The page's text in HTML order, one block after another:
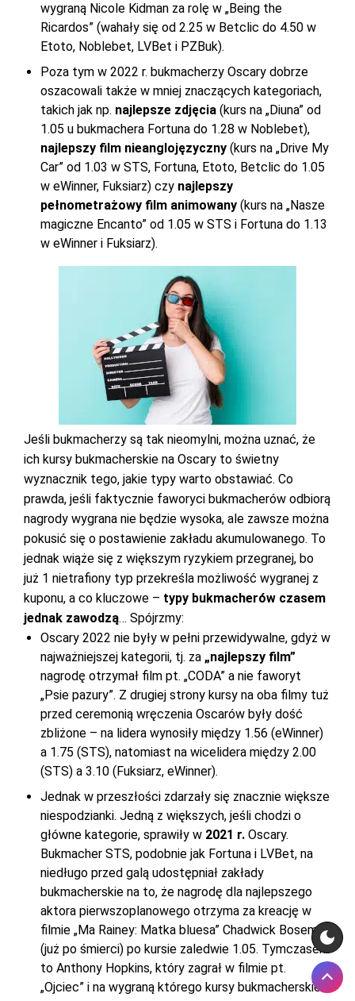
wygraną Nicole Kidman za rolę w „Being the
Ricardos” (wahały się od 2.25 w Betclic do 4.50 w
Etoto, Noblebet, LVBet i PZBuk).
Poza tym w 2022 r. bukmacherzy Oscary dobrze
oszacowali także w mniej znaczących kategoriach,
takich jak np. najlepsze zdjęcia (kurs na „Diuna” od
1.05 u bukmachera Fortuna do 1.28 w Noblebet),
najlepszy film nieanglojęzyczny (kurs na „Drive My
Car” od 1.03 w STS, Fortuna, Etoto, Betclic do 1.05
w eWinner, Fuksiarz) czy najlepszy
pełnometrażowy film animowany (kurs na „Nasze
magiczne Encanto” od 1.05 w STS i Fortuna do 1.13
w eWinner i Fuksiarz).
Jeśli bukmacherzy są tak nieomylni, można uznać, że
ich kursy bukmacherskie na Oscary to świetny
wyznacznik tego, jakie typy warto obstawiać. Co
prawda, jeśli faktycznie faworyci bukmacherów odbiorą
nagrody wygrana nie będzie wysoka, ale zawsze można
pokusić się o postawienie zakładu akumulowanego. To
jednak wiąże się z większym ryzykiem przegranej, bo
już 1 nietrafiony typ przekreśla możliwość wygranej z
kuponu, a co kluczowe – typy bukmacherów czasem
jednak zawodzą… Spójrzmy:
Oscary 2022 nie były w pełni przewidywalne, gdyż w
najważniejszej kategorii, tj. za „najlepszy film”
nagrodę otrzymał film pt. „CODA” a nie faworyt
„Psie pazury”. Z drugiej strony kursy na oba filmy tuż
przed ceremonią wręczenia Oscarów były dość
zbliżone – na lidera wynosiły między 1.56 (eWinner)
a 1.75 (STS), natomiast na wicelidera między 2.00
(STS) a 3.10 (Fuksiarz, eWinner).
Jednak w przeszłości zdarzały się znacznie większe
niespodzianki. Jedną z większych, jeśli chodzi o
główne kategorie, sprawiły w 2021 r. Oscary.
Bukmacher STS, podobnie jak Fortuna i LVBet, na
niedługo przed galą udostępniał zakłady
bukmacherskie na to, że nagrodę dla najlepszego
aktora pierwszoplanowego otrzyma za kreację w
filmie „Ma Rainey: Matka bluesa” Chadwick Boseman
(już po śmierci) po kursie zaledwie 1.05. Tymczasem
to Anthony Hopkins, który zagrał w filmie pt.
„Ojciec” i na wygraną którego kursy bukmacherskie